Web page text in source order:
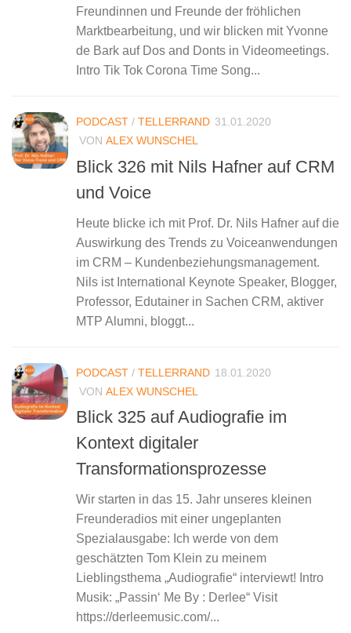
Freundinnen und Freunde der fröhlichen
Marktbearbeitung, und wir blicken mit Yvonne
de Bark auf Dos and Donts in Videomeetings.
Intro Tik Tok Corona Time Song...
PODCAST / TELLERRAND 31.01.2020
VON ALEX WUNSCHEL
Blick 326 mit Nils Hafner auf CRM
und Voice
Heute blicke ich mit Prof. Dr. Nils Hafner auf die
Auswirkung des Trends zu Voiceanwendungen
im CRM – Kundenbeziehungsmanagement.
Nils ist International Keynote Speaker, Blogger,
Professor, Edutainer in Sachen CRM, aktiver
MTP Alumni, bloggt...
PODCAST / TELLERRAND 18.01.2020
VON ALEX WUNSCHEL
Blick 325 auf Audiografie im
Kontext digitaler
Transformationsprozesse
Wir starten in das 15. Jahr unseres kleinen
Freunderadios mit einer ungeplanten
Spezialausgabe: Ich werde von dem
geschätzten Tom Klein zu meinem
Lieblingsthema „Audiografie“ interviewt! Intro
Musik: „Passin‘ Me By : Derlee“ Visit
https://derleemusic.com/...